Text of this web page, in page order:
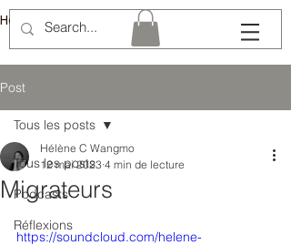
Hélène Lémery
Post
Tous les posts
Podcasts
Réflexions
Tous les posts
Migrateurs
Hélène C Wangmo
12 mai 2023 4 min de lecture
https://soundcloud.com/helene-